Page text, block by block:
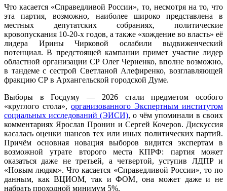
Что касается «Справедливой России», то, несмотря на то, что
эта партия, возможно, наиболее широко представлена в
местных депутатских собраниях, политические
кровопускания 10-20-х годов, а также «хождение во власть» её
лидера Ирины Чирковой ослабили выдвиженческий
потенциал. В предстоящей кампании примет участие лидер
областной организации СР Олег Черненко, вполне возможно,
в тандеме с сестрой Светланой Алефиренко, возглавляющей
фракцию СР в Архангельской городской Думе.
Выборы в Госдуму — 2026 стали предметом особого
«круглого стола», организованного Экспертным институтом
социальных исследований (ЭИСИ), о чём упоминали в своих
комментариях Ярослав Пронин и Сергей Кочеров. Дискуссия
касалась оценки шансов тех или иных политических партий.
Причём основная новация выборов видится экспертам в
возможной утрате второго места КПРФ: партия может
оказаться даже не третьей, а четвертой, уступив ЛДПР и
«Новым людям». Что касается «Справедливой России», то по
данным, как ВЦИОМ, так и ФОМ, она может даже и не
набрать проходной минимум 5%.